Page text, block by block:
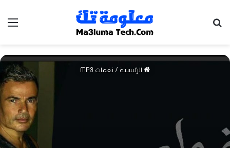
الرئيسية / نغمات MP3